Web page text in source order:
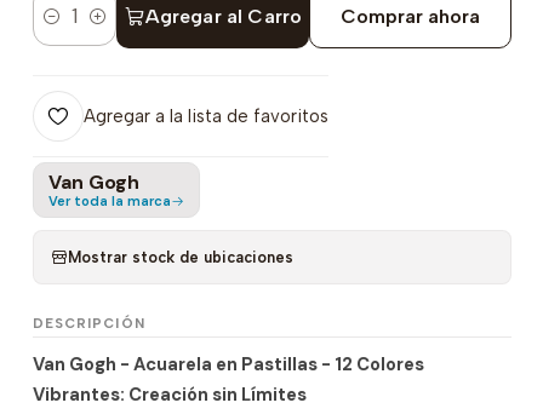
Cantidad Agregar al Carro Comprar ahora
Agregar a la lista de favoritos
Van Gogh
Ver toda la marca
Mostrar stock de ubicaciones
DESCRIPCIÓN
Van Gogh - Acuarela en Pastillas - 12 Colores
Vibrantes: Creación sin Límites